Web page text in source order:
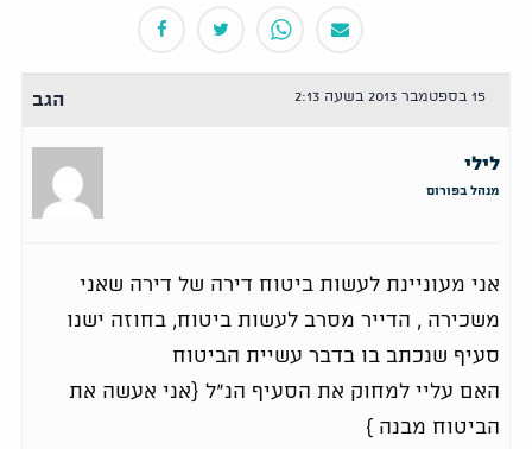
15 בספטמבר 2013 בשעה 2:13 הגב
לילי
מנהל בפורום
אני מעוניינת לעשות ביטוח דירה של דירה שאני
משכירה , הדייר מסרב לעשות ביטוח, בחוזה ישנו
סעיף שנכתב בו בדבר עשיית הביטוח
האם עליי למחוק את הסעיף הנ"ל {אני אעשה את
הביטוח מבנה }